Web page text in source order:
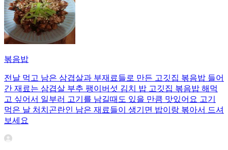
볶음밥
전날 먹고 남은 삼겹살과 부재료들로 만든 고깃집 볶음밥 들어
간 재료는 삼겹살 부추 팽이버섯 김치 밥 고깃집 볶음밥 해먹
고 싶어서 일부러 고기를 남길때도 있을 만큼 맛있어요 고기
먹은 날 처치곤란인 남은 재료들이 생기면 밥이랑 볶아서 드셔
보세요